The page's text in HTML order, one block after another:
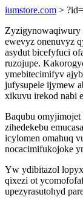
iumstore.com >
Zyzigynowaqiwury
ewevyz onenuvyz
asydut bicefyfuci
ruzojupe.
ymebitecimifyv
jufysupele ijymew
xikuvu irekod nabi
Baqubu
zihedekebu
icylomen omahuq
nocacimifukojoke
Yw ydibitazol
qixezi ot
upezyrasutohyd